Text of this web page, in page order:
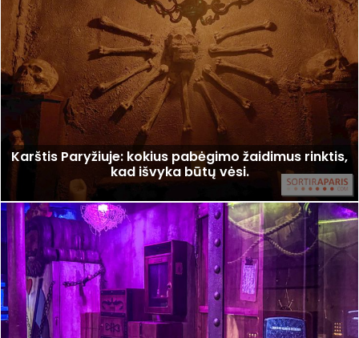
Karštis Paryžiuje: kokius pabėgimo žaidimus rinktis,
kad išvyka būtų vėsi.